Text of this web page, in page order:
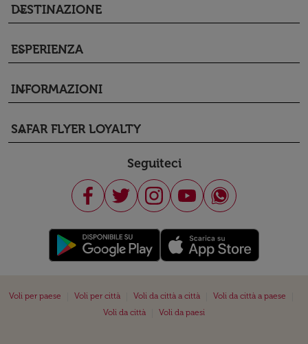
DESTINAZIONE
keyboard_arrow_down
ESPERIENZA
keyboard_arrow_down
INFORMAZIONI
keyboard_arrow_down
SAFAR FLYER LOYALTY
keyboard_arrow_down
Seguiteci
Voli per paese Voli per città Voli da città a città Voli da città a paese
Voli da città
Voli da paesi